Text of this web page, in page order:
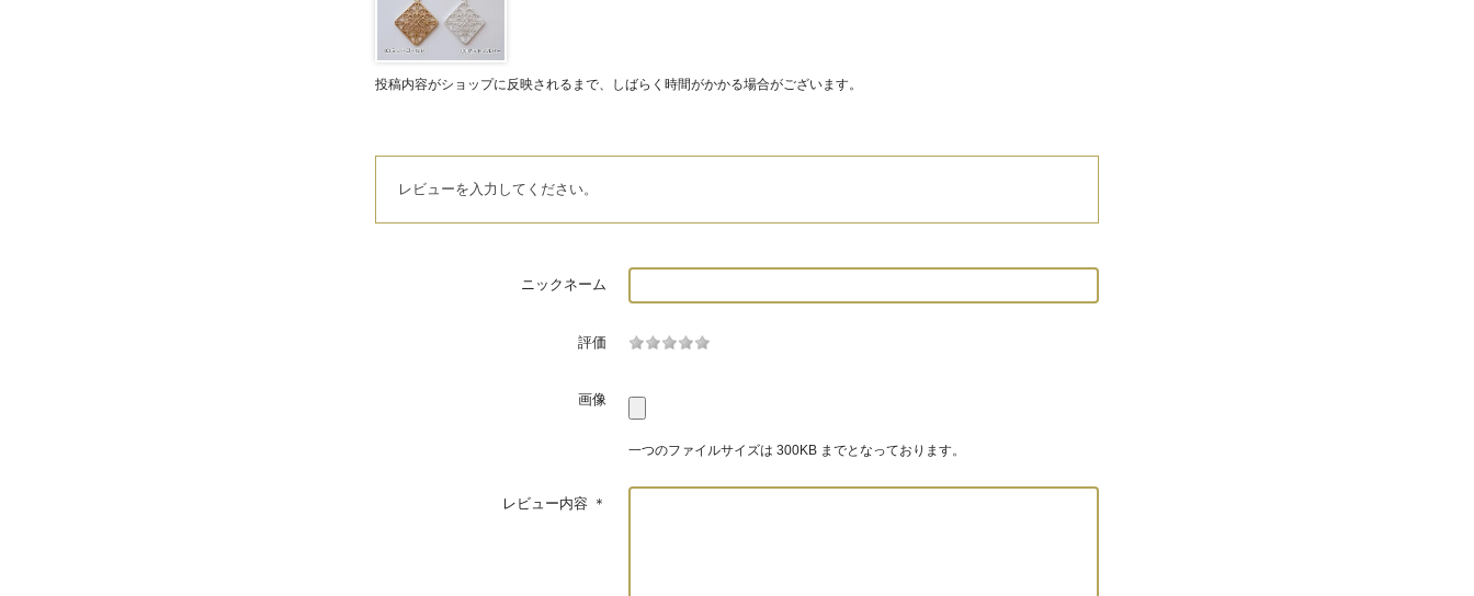
投稿内容がショップに反映されるまで、しばらく時間がかかる場合がございます。
レビューを入力してください。
ニックネーム
評価
画像
一つのファイルサイズは 300KB までとなっております。
レビュー内容 ＊